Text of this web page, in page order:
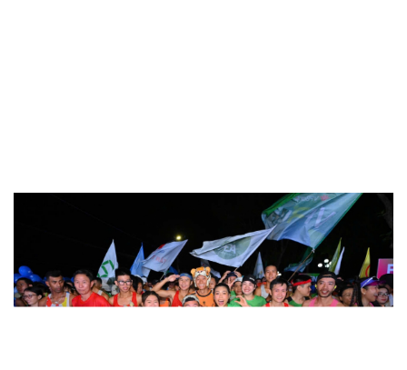
Thông tin doanh nghiệp
Doanh nghiệp 24h
Doanh nhân
Công nghệ
Sành điệu
Tin Công nghệ
Trải nghiệm